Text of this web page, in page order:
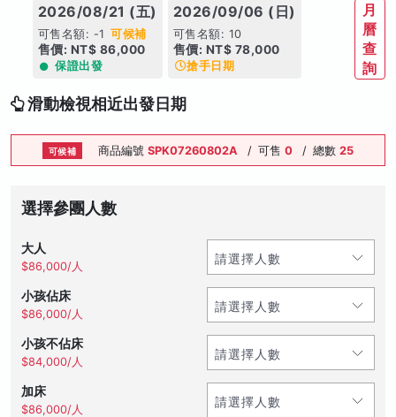
2026/08/21 (五)
可售名額: -1 可候補
售價: NT$ 86,000
保證出發
2026/09/06 (日)
可售名額: 10
售價: NT$ 78,000
搶手日期
月
曆
查
詢
滑動檢視相近出發日期
可候補 商品編號SPK07260802A / 可售0 / 總數25
選擇參團人數
大人
$86,000/人
小孩佔床
$86,000/人
小孩不佔床
$84,000/人
加床
$86,000/人